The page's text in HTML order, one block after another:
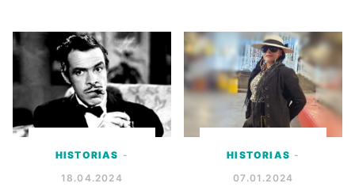
HISTORIAS -
18.04.2024
HISTORIAS -
07.01.2024